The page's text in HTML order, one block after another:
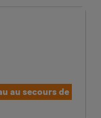
au secours de